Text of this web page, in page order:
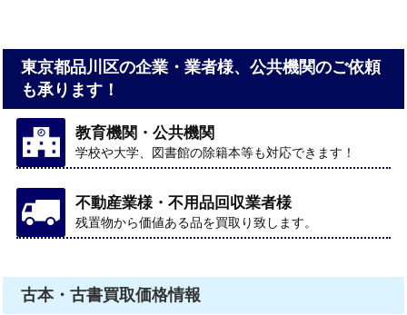
東京都品川区の企業・業者様、公共機関のご依頼
も承ります！
教育機関・公共機関
学校や大学、図書館の除籍本等も対応できます！
不動産業様・不用品回収業者様
残置物から価値ある品を買取り致します。
古本・古書買取価格情報